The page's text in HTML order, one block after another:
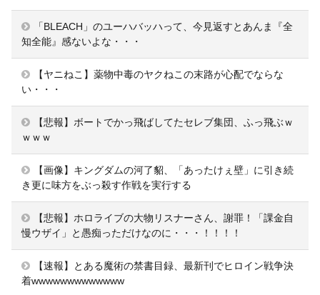
「BLEACH」のユーハバッハって、今見返すとあんま『全
知全能』感ないよな・・・
【ヤニねこ】薬物中毒のヤクねこの末路が心配でならな
い・・・
【悲報】ボートでかっ飛ばしてたセレブ集団、ふっ飛ぶｗ
ｗｗｗ
【画像】キングダムの河了貂、「あったけぇ壁」に引き続
き更に味方をぶっ殺す作戦を実行する
【悲報】ホロライブの大物リスナーさん、謝罪！「課金自
慢ウザイ」と愚痴っただけなのに・・・！！！！
【速報】とある魔術の禁書目録、最新刊でヒロイン戦争決
着wwwwwwwwwwwww